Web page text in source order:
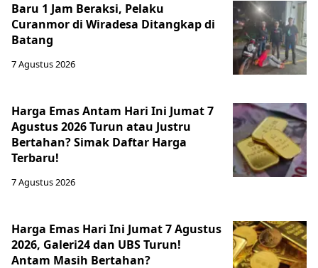
Baru 1 Jam Beraksi, Pelaku
Curanmor di Wiradesa Ditangkap di
Batang
7 Agustus 2026
Harga Emas Antam Hari Ini Jumat 7
Agustus 2026 Turun atau Justru
Bertahan? Simak Daftar Harga
Terbaru!
7 Agustus 2026
Harga Emas Hari Ini Jumat 7 Agustus
2026, Galeri24 dan UBS Turun!
Antam Masih Bertahan?